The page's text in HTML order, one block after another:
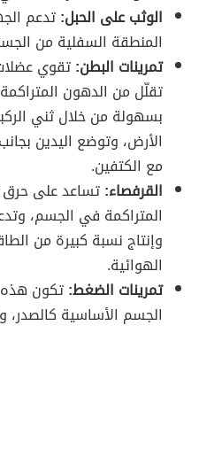
الوثب على الحبل:تدعم
المنطقة السفلية من
تمرينات البطن:تقوي
تقلّل من الدهون
بسهولة من خلال ثني
الأرض، وتوضع اليدين
مع الكتفين.
القرفصاء:تساعد على حرق
المتراكمة في الجسم،
وإنتاج نسبة كبيرة من
الهوائية.
تمرينات الضغط:تكون هذه
الجسم الأساسية كالصدر،